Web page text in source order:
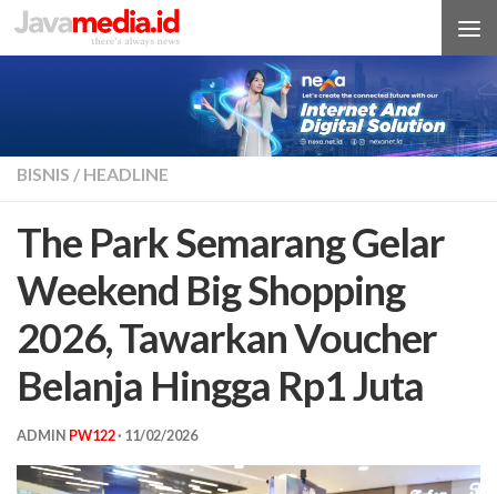
Skip to content
BISNIS / HEADLINE
The Park Semarang Gelar
Weekend Big Shopping
2026, Tawarkan Voucher
Belanja Hingga Rp1 Juta
ADMIN PW122· 11/02/2026